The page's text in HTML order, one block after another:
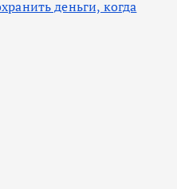
деньги, когда